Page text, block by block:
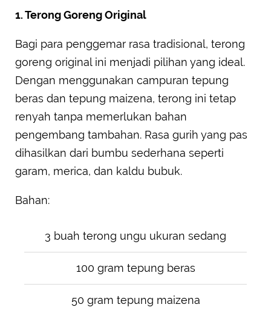
1. Terong Goreng Original
Bagi para penggemar rasa tradisional, terong
goreng original ini menjadi pilihan yang ideal.
Dengan menggunakan campuran tepung
beras dan tepung maizena, terong ini tetap
renyah tanpa memerlukan bahan
pengembang tambahan. Rasa gurih yang pas
dihasilkan dari bumbu sederhana seperti
garam, merica, dan kaldu bubuk.
Bahan:
3 buah terong ungu ukuran sedang
100 gram tepung beras
50 gram tepung maizena